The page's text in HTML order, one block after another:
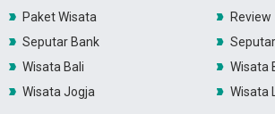
Paket Wisata
Review
Seputar Bank
Wisata Bali
Wisata
Wisata Jogja
Wisata